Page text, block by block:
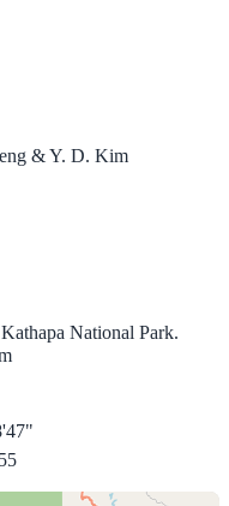
& Y. D. Kim
National Park.